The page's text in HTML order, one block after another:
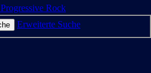
Rock
Erweiterte Suche